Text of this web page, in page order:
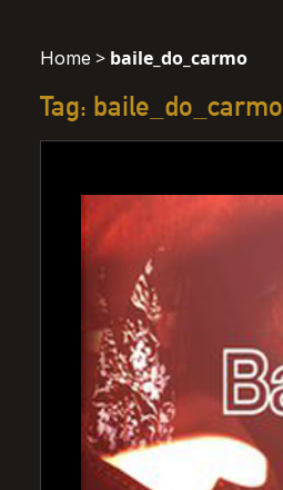
Home > baile_do_carmo
Tag: baile_do_carmo